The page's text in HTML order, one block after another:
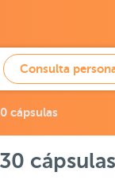
Consulta
cápsulas
cápsulas